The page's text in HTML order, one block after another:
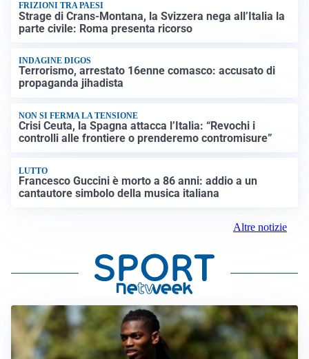
FRIZIONI TRA PAESI
Strage di Crans-Montana, la Svizzera nega all’Italia la
parte civile: Roma presenta ricorso
INDAGINE DIGOS
Terrorismo, arrestato 16enne comasco: accusato di
propaganda jihadista
NON SI FERMA LA TENSIONE
Crisi Ceuta, la Spagna attacca l’Italia: “Revochi i
controlli alle frontiere o prenderemo contromisure”
LUTTO
Francesco Guccini è morto a 86 anni: addio a un
cantautore simbolo della musica italiana
Altre notizie